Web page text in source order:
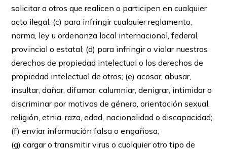
solicitar a otros que realicen o participen en cualquier
acto ilegal; (c) para infringir cualquier reglamento,
norma, ley u ordenanza local internacional, federal,
provincial o estatal; (d) para infringir o violar nuestros
derechos de propiedad intelectual o los derechos de
propiedad intelectual de otros; (e) acosar, abusar,
insultar, dañar, difamar, calumniar, denigrar, intimidar o
discriminar por motivos de género, orientación sexual,
religión, etnia, raza, edad, nacionalidad o discapacidad;
(f) enviar información falsa o engañosa;
(g) cargar o transmitir virus o cualquier otro tipo de